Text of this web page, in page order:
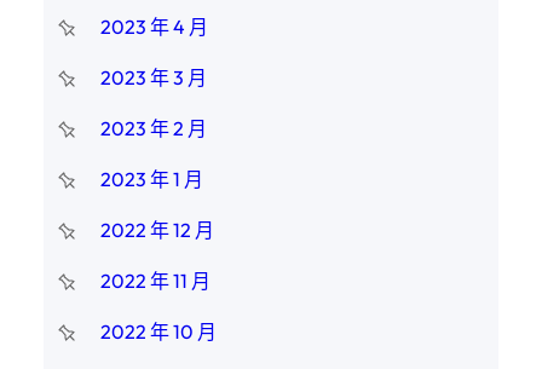
2023 年 4 月
2023 年 3 月
2023 年 2 月
2023 年 1 月
2022 年 12 月
2022 年 11 月
2022 年 10 月